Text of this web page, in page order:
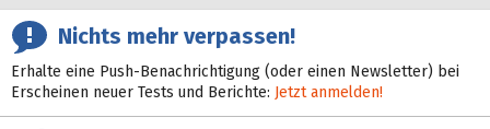
Nichts mehr verpassen!
Erhalte eine Push-Benachrichtigung (oder einen Newsletter) bei
Erscheinen neuer Tests und Berichte: Jetzt anmelden!